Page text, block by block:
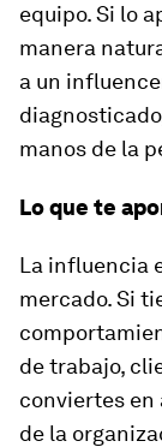
equipo. Si lo
manera
a un
manos de la
Lo que te
La influencia
mercado. Si
de trabajo,
conviertes en
de la